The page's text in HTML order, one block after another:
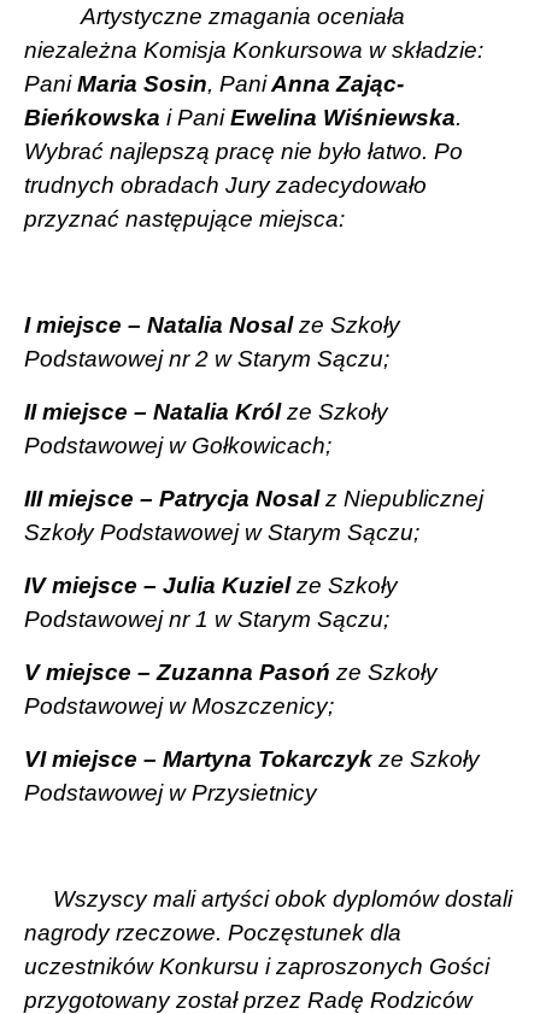
Artystyczne zmagania oceniała
niezależna Komisja Konkursowa w składzie:
PaniMaria Sosin, PaniAnna Zając-
Bieńkowska i PaniEwelina Wiśniewska.
Wybrać najlepszą pracę nie było łatwo. Po
trudnych obradach Jury zadecydowało
przyznać następujące miejsca:
I miejsce – Natalia Nosalze Szkoły
Podstawowej nr 2 w Starym Sączu;
II miejsce – Natalia Królze Szkoły
Podstawowej w Gołkowicach;
III miejsce – Patrycja Nosalz Niepublicznej
Szkoły Podstawowej w Starym Sączu;
IV miejsce – Julia Kuzielze Szkoły
Podstawowej nr 1 w Starym Sączu;
V miejsce – Zuzanna Pasoń ze Szkoły
Podstawowej w Moszczenicy;
VI miejsce – Martyna Tokarczyk ze Szkoły
Podstawowej w Przysietnicy
Wszyscy mali artyści obok dyplomów dostali
nagrody rzeczowe. Poczęstunek dla
uczestników Konkursu i zaproszonych Gości
przygotowany został przez Radę Rodziców